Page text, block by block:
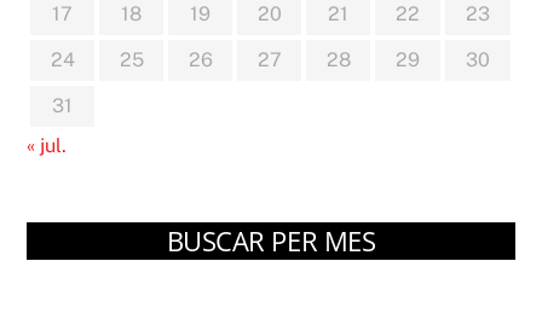
17
18 19 20 21 22
23
24
25 26 27 28 29
30
31
« jul.
BUSCAR PER MES